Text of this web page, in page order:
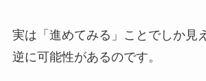
実は「進めてみる」ことでしか見
逆に可能性があるのです。